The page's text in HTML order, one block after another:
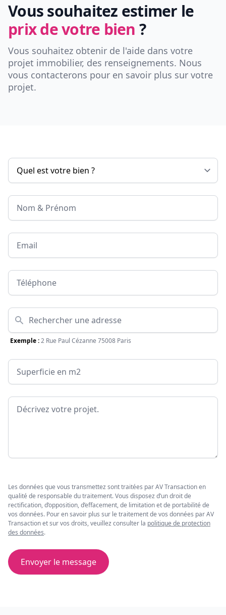
Vous souhaitez estimer le
prix de votre bien ?
Vous souhaitez obtenir de l'aide dans votre
projet immobilier, des renseignements. Nous
vous contacterons pour en savoir plus sur votre
projet.
Nom & Prénom
Email
Téléphone
Adresse
Exemple :2 Rue Paul Cézanne 75008 Paris
Surface
Message
Les données que vous transmettez sont traitées par AV Transaction en
qualité de responsable du traitement. Vous disposez d’un droit de
rectification, d’opposition, d’effacement, de limitation et de portabilité de
vos données. Pour en savoir plus sur le traitement de vos données par AV
Transaction et sur vos droits, veuillez consulter la politique de protection
des données.
Envoyer le message